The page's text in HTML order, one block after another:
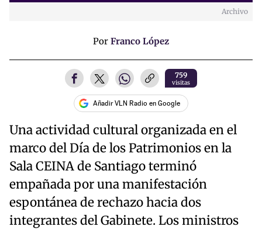
Archivo
Por Franco López
759
visitas
Añadir VLN Radio en Google
Una actividad cultural organizada en el
marco del Día de los Patrimonios en la
Sala CEINA de Santiago terminó
empañada por una manifestación
espontánea de rechazo hacia dos
integrantes del Gabinete. Los ministros